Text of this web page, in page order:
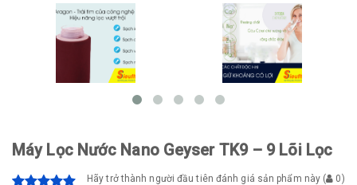
Máy Lọc Nước Nano Geyser TK9 – 9 Lõi Lọc
Hãy trở thành người đầu tiên đánh giá sản phẩm này ( 0)